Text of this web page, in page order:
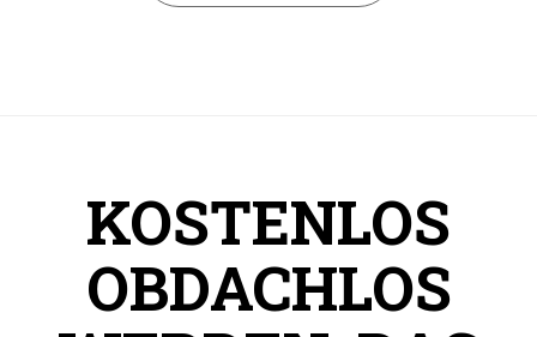
KOSTENLOS
OBDACHLOS